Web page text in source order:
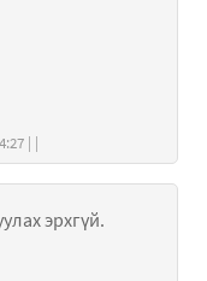
хэзээ бичсэн: 2012-12-02 04:27 | |
эрхгүй.